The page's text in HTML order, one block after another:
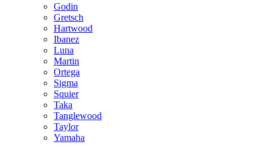
Godin
Gretsch
Hartwood
Ibanez
Luna
Martin
Ortega
Sigma
Squier
Taka
Tanglewood
Taylor
Yamaha